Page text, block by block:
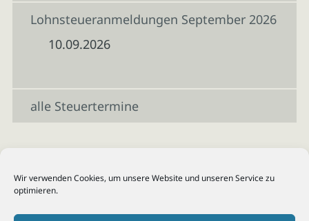
Wir verwenden Cookies, um unsere Website und unseren Service zu
optimieren.
Lohnsteueranmeldungen September 2026
10.09.2026
alle Steuertermine